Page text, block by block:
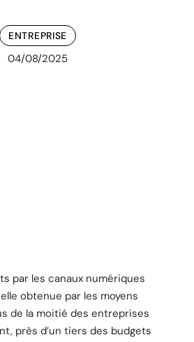
ENTREPRISE
04/08/2025
par les canaux numériques
obtenue par les moyens
de la moitié des entreprises
près d’un tiers des budgets